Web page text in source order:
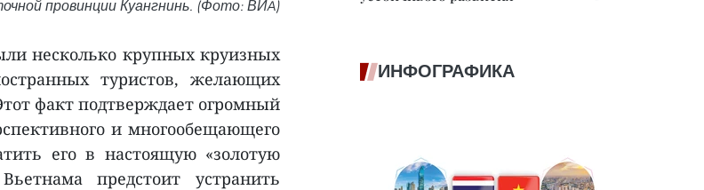
провинции Куангнинь. (Фото: ВИA)
несколько крупных круизных
туристов, желающих
факт подтверждает огромный
и многообещающего
его в настоящую «золотую
предстоит устранить
ИНФОГРАФИКА